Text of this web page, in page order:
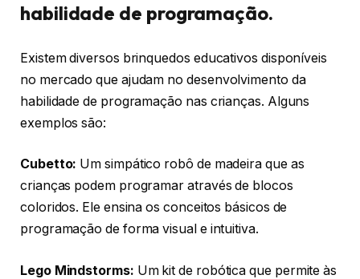
habilidade de programação.
Existem diversos brinquedos educativos disponíveis
no mercado que ajudam no desenvolvimento da
habilidade de programação nas crianças. Alguns
exemplos são:
Cubetto: Um simpático robô de madeira que as
crianças podem programar através de blocos
coloridos. Ele ensina os conceitos básicos de
programação de forma visual e intuitiva.
Lego Mindstorms: Um kit de robótica que permite às